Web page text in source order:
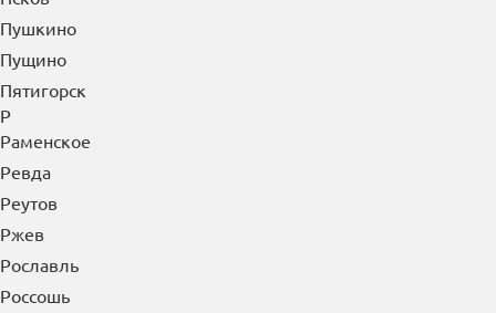
Пушкино
Пущино
Пятигорск
Р
Раменское
Ревда
Реутов
Ржев
Рославль
Россошь